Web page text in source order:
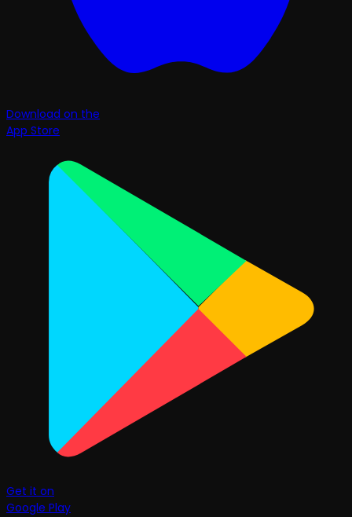
Download on the
App Store
Get it on
Google Play